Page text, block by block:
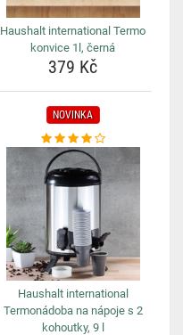
Haushalt international Termo
konvice 1l, černá
379 Kč
NOVINKA
Haushalt international
Termonádoba na nápoje s 2
kohoutky, 9 l